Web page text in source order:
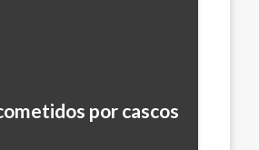
por cascos
fueron abatidos